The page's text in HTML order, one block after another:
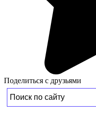
Поделиться с друзьями